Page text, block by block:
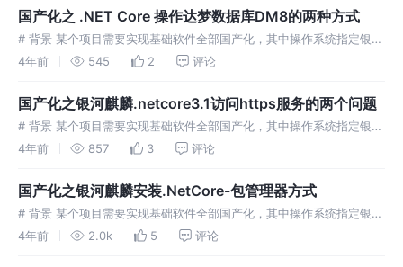
国产化之 .NET Core 操作达梦数据库DM8的两种方式
# 背景 某个项目需要实现基础软件全部国产化，其中操作系统指定银河
麒麟，数据库使用达梦V8，CPU平台的范围包括x64、龙芯、飞腾、鲲
4年前 545 2 评论
国产化之银河麒麟.netcore3.1访问https服务的两个问题
# 背景 某个项目需要实现基础软件全部国产化，其中操作系统指定银河
麒麟，数据库使用达梦V8，CPU平台的范围包括x64、龙芯、飞腾、鲲
4年前 857 3 评论
国产化之银河麒麟安装.NetCore-包管理器方式
# 背景 某个项目需要实现基础软件全部国产化，其中操作系统指定银河
麒麟，数据库使用达梦V8，CPU平台的范围包括x64、龙芯、飞腾、鲲
4年前 2.0k 5 评论